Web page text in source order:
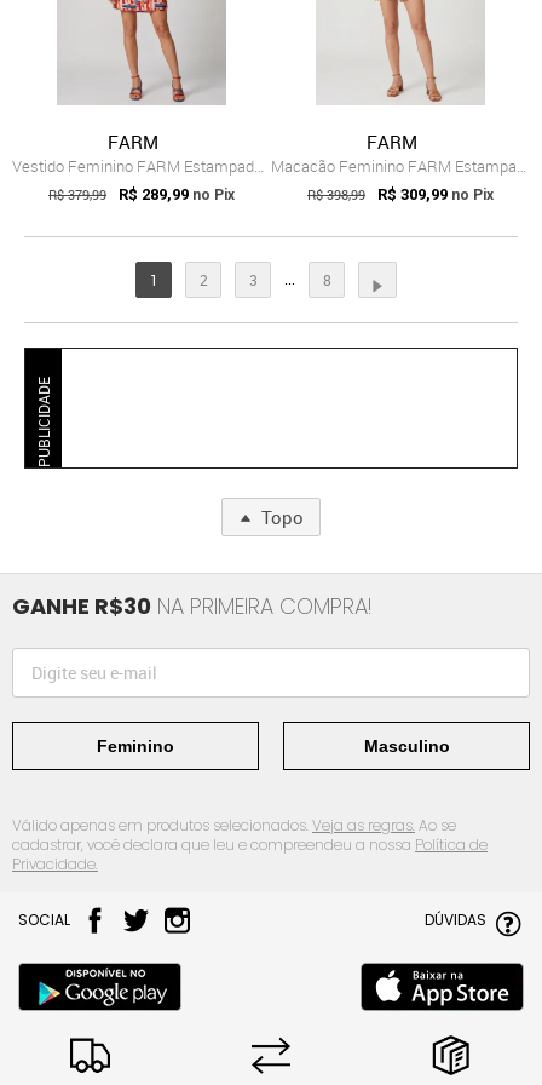
FARM
Vestido Feminino FARM Estampado Rosa
R$ 379,99 R$ 289,99 no Pix
FARM
Macacão Feminino FARM Estampado Alças Fi...
R$ 398,99 R$ 309,99 no Pix
1 2 3 8
PUBLICIDADE
Topo
GANHE R$30 NA PRIMEIRA COMPRA!
Feminino Masculino
Válido apenas em produtos selecionados.Veja as regras.Ao se
cadastrar, você declara que leu e compreendeu a nossa Política de
Privacidade.
SOCIAL DÚVIDAS